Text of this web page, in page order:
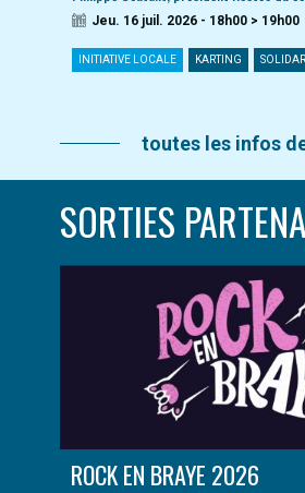
Jeu. 16 juil. 2026 - 18h00 > 19h00
INITIATIVE LOCALE KARTING
toutes les infos
SORTIES
ROCK EN BRAYE 2026